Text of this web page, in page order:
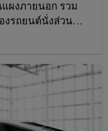
ผงภายนอก รวม
งรถยนต์นั่งส่วน